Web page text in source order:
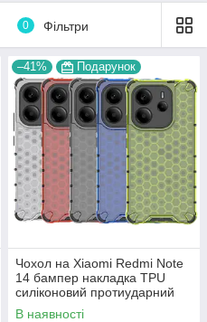
0 Фільтри
–41% Подарунок
Чохол на Xiaomi Redmi Note
14 бампер накладка TPU
силіконовий протиударний
оригінальний "FRAGMENT "
В наявності